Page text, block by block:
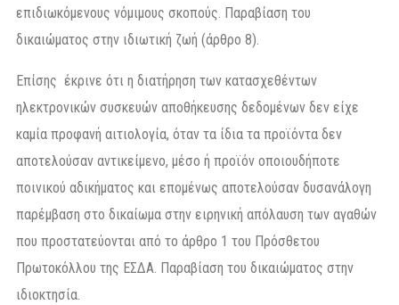
επιδιωκόμενους νόμιμους σκοπούς. Παραβίαση του
δικαιώματος στην ιδιωτική ζωή (άρθρο 8).
Επίσης έκρινε ότι η διατήρηση των κατασχεθέντων
ηλεκτρονικών συσκευών αποθήκευσης δεδομένων δεν είχε
καμία προφανή αιτιολογία, όταν τα ίδια τα προϊόντα δεν
αποτελούσαν αντικείμενο, μέσο ή προϊόν οποιουδήποτε
ποινικού αδικήματος και επομένως αποτελούσαν δυσανάλογη
παρέμβαση στο δικαίωμα στην ειρηνική απόλαυση των αγαθών
που προστατεύονται από το άρθρο 1 του Πρόσθετου
Πρωτοκόλλου της ΕΣΔΑ. Παραβίαση του δικαιώματος στην
ιδιοκτησία.